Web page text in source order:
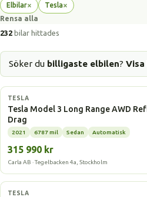
Elbilar×
Ta
bort
filter
Tesla×
Ta
filter
Rensa alla
232 bilar hittades
Söker du billigaste elbilen?
Elbil
TESLA
Tesla Model 3 Long Range AWD
Drag
2021 6787 mil Sedan Automatisk
315 990 kr
Carla AB · Tegelbacken 4a, Stockholm
Elbil
TESLA